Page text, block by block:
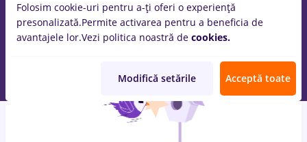
locuri de muncaarhivist, Part time inIasi (Iasi)pentru
experientainBanci, Medicina / Sanatate
Folosim cookie-uri pentru a-ți oferi o experiență
presonalizată.Permite activarea pentru a beneficia de
avantajele lor.Vezi politica noastră de cookies.
Modifică setările Acceptă toate